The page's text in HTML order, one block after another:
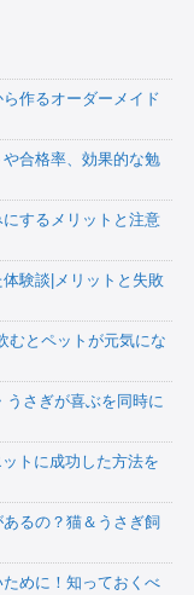
作るオーダーメイド
や合格率、効果的な勉
にするメリットと注意
験談|メリットと失敗
むとペットが元気にな
うさぎが喜ぶを同時に
トに成功した方法を
るの？猫＆うさぎ飼
めに！知っておくべ